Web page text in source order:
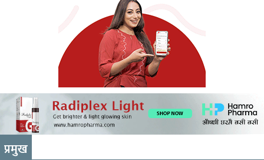
प्रमुख